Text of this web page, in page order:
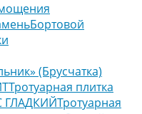
Бортовой
(Брусчатка)
Тротуарная плитка
ГЛАДКИЙТротуарная